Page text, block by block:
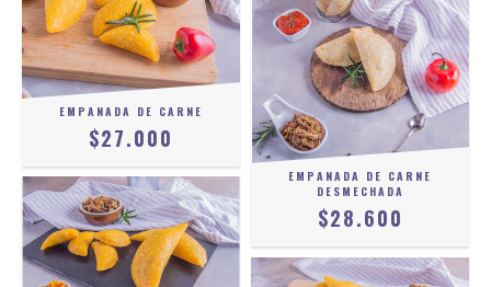
EMPANADA DE CARNE
$27.000
EMPANADA DE CARNE
DESMECHADA
$28.600